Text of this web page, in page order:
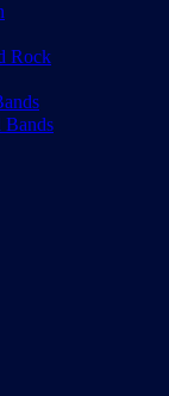
Rock